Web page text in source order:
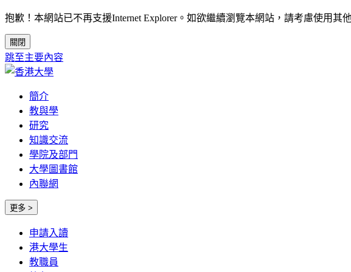
抱歉！本網站已不再支援Internet Explorer。如欲繼續瀏覽本網站，請考慮使用其
關閉
跳至主要內容
簡介
教與學
研究
知識交流
學院及部門
大學圖書館
內聯網
更多 >
申請入讀
港大學生
教職員